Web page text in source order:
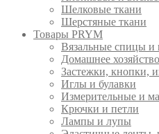
Шелковые ткани
Шерстяные ткани
Товары PRYM
Вязальные спицы и
Домашнее
Застежки, кнопки,
Иглы и булавки
Измерительные и
Крючки и петли
Лампы и лупы